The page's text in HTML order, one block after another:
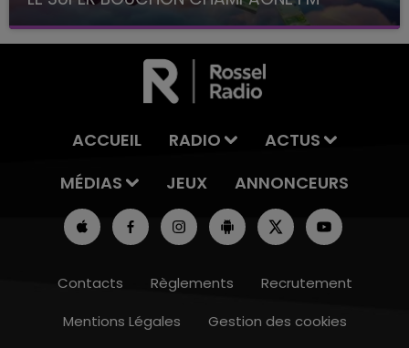
avec La Famille Champagne FM, à 8H10
ACCUEIL RADIO
ACTUS
MÉDIAS
JEUX ANNONCEURS
Contacts Règlements
Recrutement
Mentions Légales
Gestion des cookies